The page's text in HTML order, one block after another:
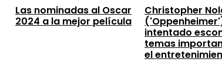
Las nominadas al Oscar
2024 a la mejor película
Christopher
intentado
temas
el